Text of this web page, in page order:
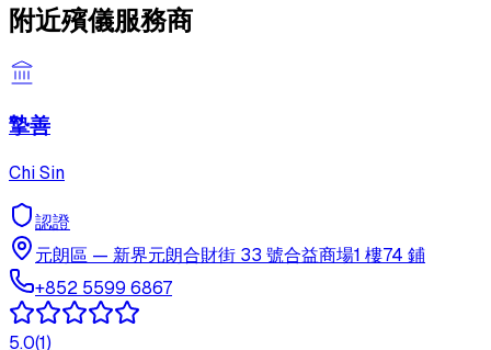
附近殯儀服務商
摯善
Chi Sin
認證
元朗區 — 新界元朗合財街 33 號合益商場1 樓74 鋪
+852 5599 6867
5.0(1)